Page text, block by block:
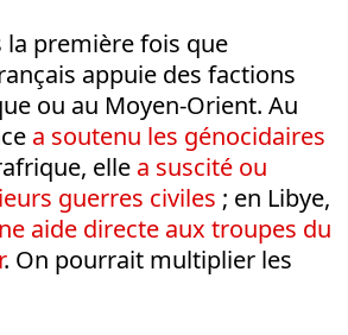
la première fois que
appuie des factions
ou au Moyen-Orient. Au
a soutenu les génocidaires
elle a suscité ou
guerres civiles ; en Libye,
aide directe aux troupes du
. On pourrait multiplier les